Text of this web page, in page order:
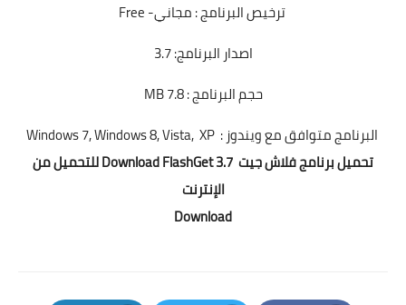
ترخيص البرنامج : مجاني- Free
اصدار البرنامج: 3.7
حجم البرنامج : 7.8 MB
البرنامج متوافق مع ويندوز : Windows 7, Windows 8, Vista, XP
تحميل برنامج فلاش جيت Download FlashGet 3.7 للتحميل من
الإنترنت
Download